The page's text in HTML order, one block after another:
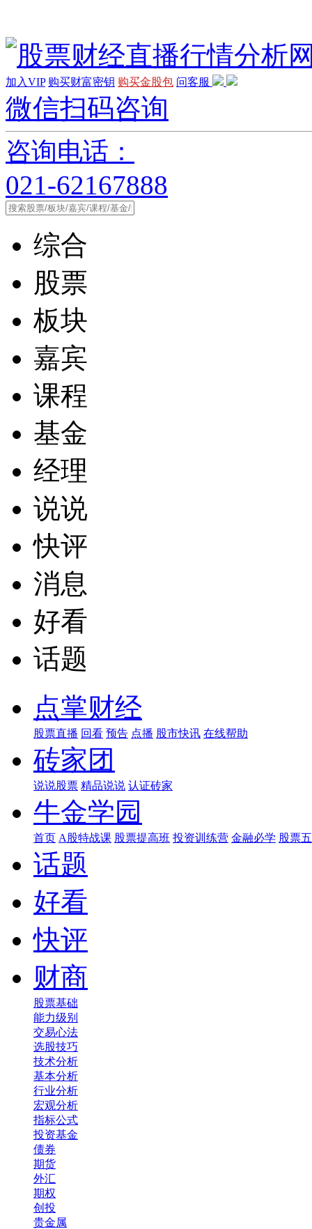
加入VIP 购买财富密钥 购买金股包 问客服
微信扫码咨询
咨询电话：
021-62167888
综合
股票
板块
嘉宾
课程
基金
经理
说说
快评
消息
好看
话题
点掌财经
股票直播 回看 预告 点播 股市快讯 在线帮助
砖家团
说说股票 精品说说 认证砖家
牛金学园
首页 A股特战课 股票提高班 投资训练营 金融必学 股票
话题
好看
快评
财商
股票基础
能力级别
交易心法
选股技巧
技术分析
基本分析
行业分析
宏观分析
指标公式
投资基金
债券
期货
外汇
期权
创投
贵金属